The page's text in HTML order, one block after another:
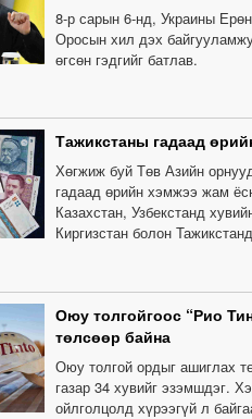
8-р сарын 6-нд, Украины
Оросын хил дэх
өгсөн гэдгийг батлав.
Тажикстаны гадаад
Хөгжиж буй Төв Азийн
гадаад өрийн хэмжээ жам
Казахстан, Узбекстанд
Киргизстан болон
Оюу толгойгоос “Рио
төлсөөр байна
Оюу толгой ордыг ашиглах
газар 34 хувийг эзэмшдэг.
ойлголцолд хүрээгүй л